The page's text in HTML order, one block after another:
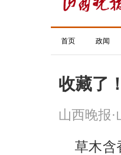
首页 政闻
收藏了
山西晚报·
草木含